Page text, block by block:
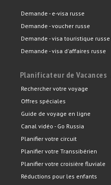
Demande - e-visa russe
Demande - voucher russe
Demande - visa touristique russe
Demande - visa d'affaires russe
Planificateur de Vacances
Rechercher votre voyage
Offres spéciales
Guide de voyage en ligne
Canal vidéo - Go Russia
Planifier votre circuit
Planifier votre Transsibérien
Planifier votre croisière fluviale
Réductions pour les enfants